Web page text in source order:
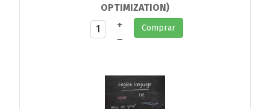
OPTIMIZATION)
+
–
Comprar